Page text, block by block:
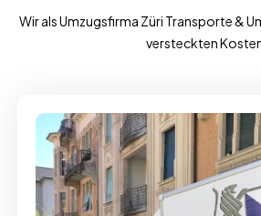
Wir als Umzugsfirma Züri Transporte &
versteckten